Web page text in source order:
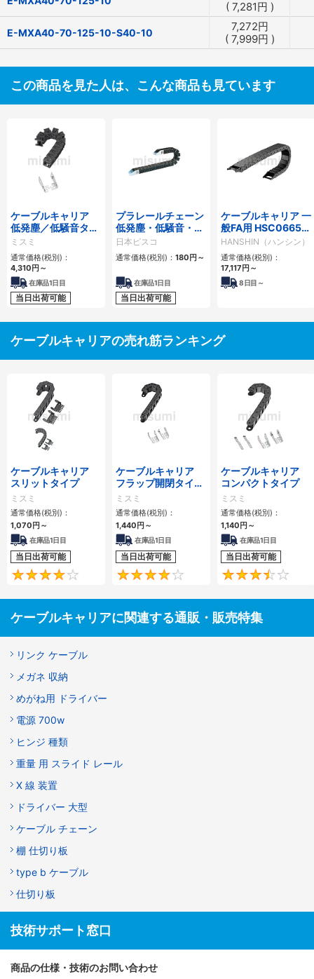
( 7,281円 )
E-MXA40-70-125-10-S40-10 7,272円
( 7,999円 )
この商品を見た人は、こんな商品も見ています
ケーブルキャリア
低発塵／低騒音タイ
プ
ミスミ
通常価格(税別)：
4,310 円 ～
在庫品1日目
当日出荷可能
プラレールチェーン
低発塵・低騒音・フ
ラップ開閉・ヒンジ
連結タイプ SCシリ
ーズ
日本ピスコ
通常価格(税別)： 180 円 ～
在庫品1日目
当日出荷可能
ケーブルキャリア 一
般FA用 HSC0665シ
リーズ
HANSHIN（ハンシン）
通常価格(税別)：
17,117 円 ～
8日目～
ケーブルキャリアの売れ筋ランキング
ケーブルキャリア
スリットタイプ
ミスミ
通常価格(税別)：
1,070 円 ～
在庫品1日目
当日出荷可能
4.1
ケーブルキャリア
フラップ開閉タイ
プ 本体＋取付金具
ミスミ
通常価格(税別)：
1,440 円 ～
在庫品1日目
当日出荷可能
4.2
ケーブルキャリア
コンパクトタイプ
ミスミ
通常価格(税別)：
1,140 円 ～
在庫品1日目
当日出荷可能
ケーブルキャリアに関連する通販・販売特集
リンク ケーブル
メガネ 収納
めがね用 ドライバー
電源 700w
ヒンジ 種類
重量 用 スライド レール
X 線 装置
ドライバー 大型
ケーブル チェーン
棚 仕切り板
type b ケーブル
仕切り板
技術サポート窓口
商品の仕様・技術のお問い合わせ